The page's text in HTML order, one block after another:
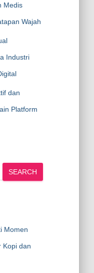
Medis
Wajah
Industri
dan
Platform
SEARCH
Momen
Kopi dan